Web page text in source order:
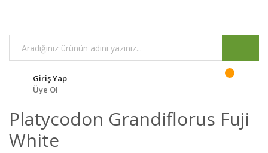
Giriş Yap
Üye Ol
Platycodon Grandiflorus Fuji
White